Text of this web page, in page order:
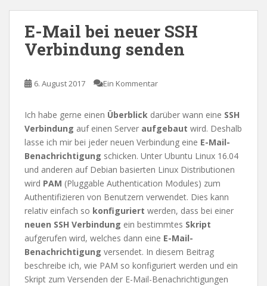
E-Mail bei neuer SSH
Verbindung senden
6. August 2017 Ein Kommentar
Ich habe gerne einen Überblick darüber wann eine SSH
Verbindung auf einen Server aufgebaut wird. Deshalb
lasse ich mir bei jeder neuen Verbindung eine E-Mail-
Benachrichtigung schicken. Unter Ubuntu Linux 16.04
und anderen auf Debian basierten Linux Distributionen
wird PAM (Pluggable Authentication Modules) zum
Authentifizieren von Benutzern verwendet. Dies kann
relativ einfach so konfiguriert werden, dass bei einer
neuen SSH Verbindung ein bestimmtes Skript
aufgerufen wird, welches dann eine E-Mail-
Benachrichtigung versendet. In diesem Beitrag
beschreibe ich, wie PAM so konfiguriert werden und ein
Skript zum Versenden der E-Mail-Benachrichtigungen